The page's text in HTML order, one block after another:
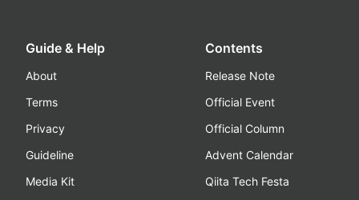
Guide & Help
About
Terms
Privacy
Guideline
Media Kit
Contents
Release Note
Official Event
Official Column
Advent Calendar
Qiita Tech Festa